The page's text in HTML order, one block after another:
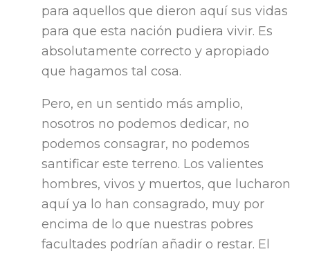
para aquellos que dieron aquí sus vidas
para que esta nación pudiera vivir. Es
absolutamente correcto y apropiado
que hagamos tal cosa.
Pero, en un sentido más amplio,
nosotros no podemos dedicar, no
podemos consagrar, no podemos
santificar este terreno. Los valientes
hombres, vivos y muertos, que lucharon
aquí ya lo han consagrado, muy por
encima de lo que nuestras pobres
facultades podrían añadir o restar. El